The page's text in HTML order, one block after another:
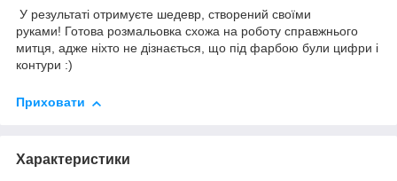
У результаті отримуєте шедевр, створений своїми
руками! Готова розмальовка схожа на роботу справжнього
митця, адже ніхто не дізнається, що під фарбою були цифри і
контури :)
Приховати
Характеристики